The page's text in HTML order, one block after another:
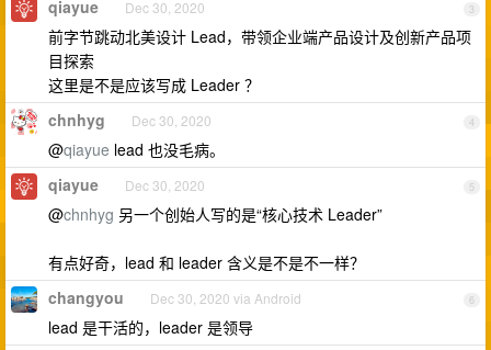
3
qiayue Dec 30, 2020
前字节跳动北美设计 Lead，带领企业端产品设计及创新产品项
目探索
这里是不是应该写成 Leader ？
4
chnhyg Dec 30, 2020
@qiayue lead 也没毛病。
5
qiayue Dec 30, 2020
@chnhyg 另一个创始人写的是“核心技术 Leader”
有点好奇，lead 和 leader 含义是不是不一样？
6
changyou Dec 30, 2020 via Android
lead 是干活的，leader 是领导